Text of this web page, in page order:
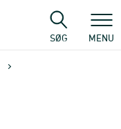
SØG MENU